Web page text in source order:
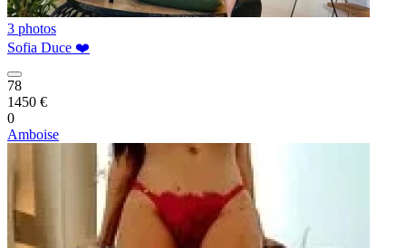
3 photos
Sofia Duce ❤️
78
1450 €
0
Amboise